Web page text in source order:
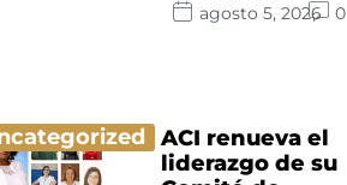
agosto 5, 2026
0
ACI renueva el
liderazgo de su